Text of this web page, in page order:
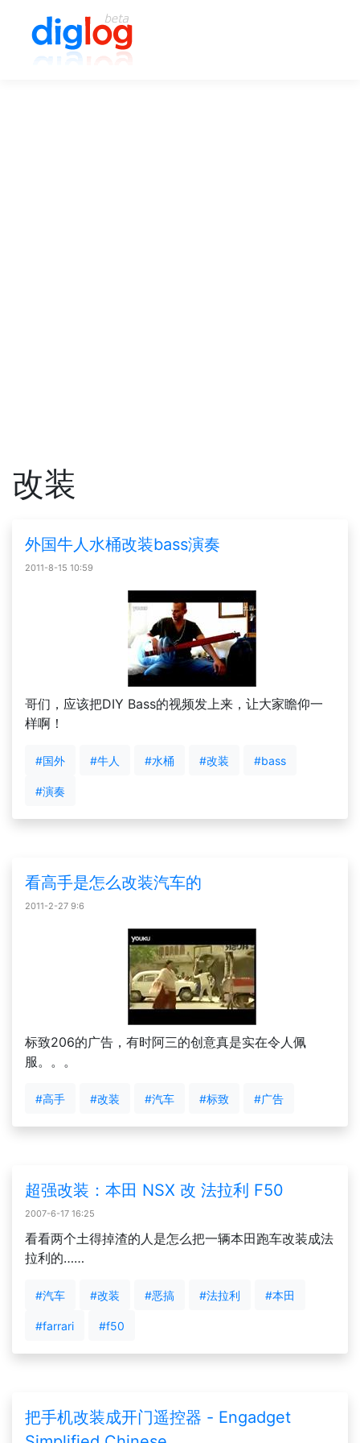
改装
外国牛人水桶改装bass演奏
2011-8-15 10:59
哥们，应该把DIY Bass的视频发上来，让大家瞻仰一
样啊！
#国外 #牛人 #水桶 #改装 #bass
#演奏
看高手是怎么改装汽车的
2011-2-27 9:6
标致206的广告，有时阿三的创意真是实在令人佩
服。。。
#高手 #改装 #汽车 #标致 #广告
超强改装：本田 NSX 改 法拉利 F50
2007-6-17 16:25
看看两个土得掉渣的人是怎么把一辆本田跑车改装成法
拉利的……
#汽车 #改装 #恶搞 #法拉利 #本田
#farrari #f50
把手机改装成开门遥控器 - Engadget